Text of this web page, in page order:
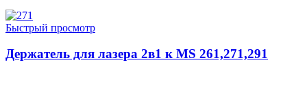
Быстрый просмотр
Держатель для лазера 2в1 к MS 261,271,291